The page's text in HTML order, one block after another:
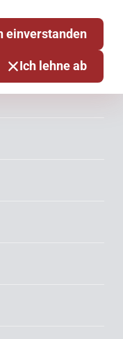
einverstanden
Ich lehne ab